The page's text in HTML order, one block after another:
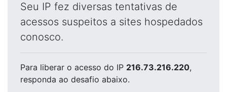
Seu IP fez diversas tentativas de
acessos suspeitos a sites hospedados
conosco.
Para liberar o acesso do IP 216.73.216.220,
responda ao desafio abaixo.